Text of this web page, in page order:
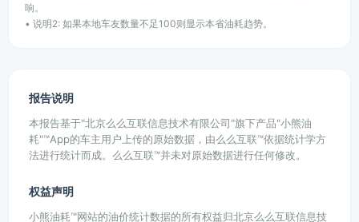
响。
• 说明2: 如果本地车友数量不足100则显示本省油耗趋势。
报告说明
本报告基于"北京么么互联信息技术有限公司"旗下产品"小熊油
耗"™App的车主用户上传的原始数据，由么么互联™依据统计学方
法进行统计而成。么么互联™并未对原始数据进行任何修改。
权益声明
小熊油耗™网站的油价统计数据的所有权益归北京么么互联信息技